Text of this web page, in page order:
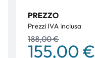
PREZZO
Prezzi IVA inclusa
188,00 €
155,00 €